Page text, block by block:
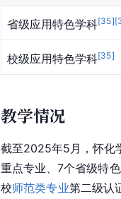
省级应用特色学科[35][
校级应用特色学科[35]
教学情况
截至2025年5月，怀化
重点专业、7个省级特
校师范类专业第二级认